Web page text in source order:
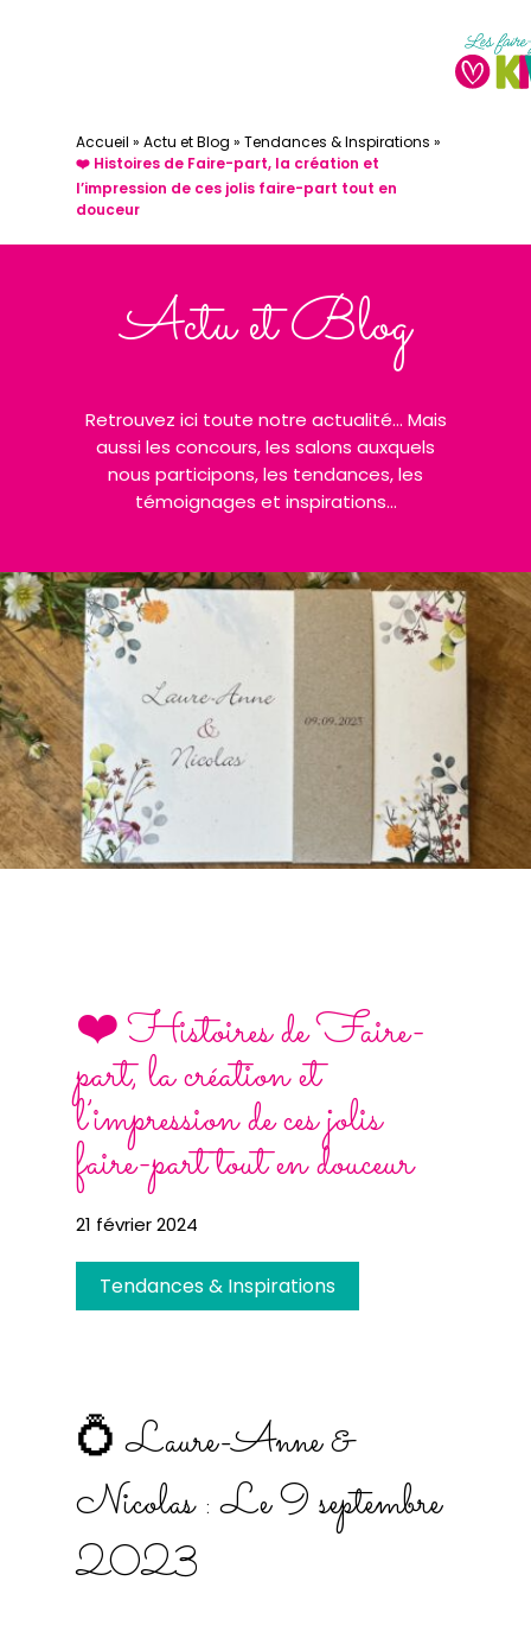
Accueil » Actu et Blog » Tendances & Inspirations »
❤️ Histoires de Faire-part, la création et
l’impression de ces jolis faire-part tout en
douceur
Actu et Blog
Retrouvez ici toute notre actualité... Mais
aussi les concours, les salons auxquels
nous participons, les tendances, les
témoignages et inspirations...
❤️ Histoires de Faire-
part, la création et
l’impression de ces jolis
faire-part tout en douceur
21 février 2024
Tendances & Inspirations
💍 Laure-Anne &
Nicolas : Le 9 septembre
2023